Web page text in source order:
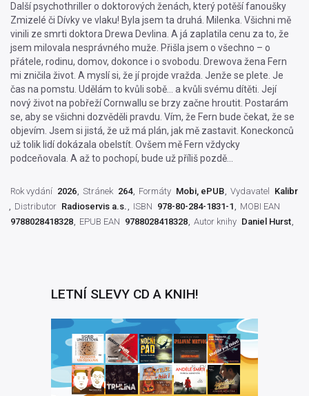
Další psychothriller o doktorových ženách, který potěší fanoušky
Zmizelé či Dívky ve vlaku! Byla jsem ta druhá. Milenka. Všichni mě
vinili ze smrti doktora Drewa Devlina. A já zaplatila cenu za to, že
jsem milovala nesprávného muže. Přišla jsem o všechno – o
přátele, rodinu, domov, dokonce i o svobodu. Drewova žena Fern
mi zničila život. A myslí si, že jí projde vražda. Jenže se plete. Je
čas na pomstu. Udělám to kvůli sobě… a kvůli svému dítěti. Její
nový život na pobřeží Cornwallu se brzy začne hroutit. Postarám
se, aby se všichni dozvěděli pravdu. Vím, že Fern bude čekat, že se
objevím. Jsem si jistá, že už má plán, jak mě zastavit. Koneckonců
už tolik lidí dokázala obelstít. Ovšem mě Fern vždycky
podceňovala. A až to pochopí, bude už příliš pozdě…
Rok vydání 2026 Stránek 264 Formáty Mobi, ePUB Vydavatel
Kalibr
Distributor Radioservis a.s. ISBN 978-80-284-1831-1
MOBI EAN
9788028418328
EPUB EAN 9788028418328 Autor knihy Daniel Hurst
LETNÍ SLEVY CD A KNIH!